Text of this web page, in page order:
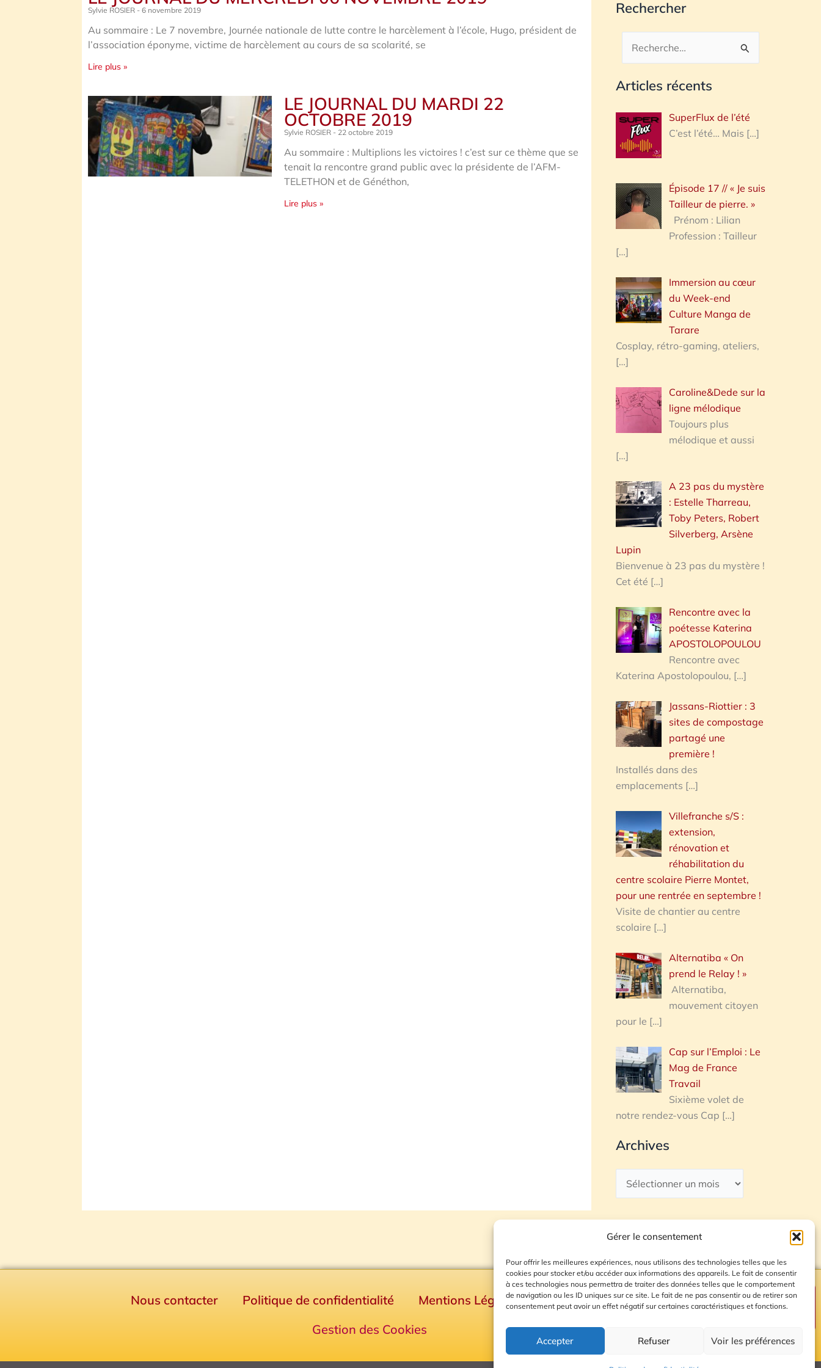
Gérer le consentement
Pour offrir les meilleures expériences, nous utilisons des technologies telles que les
cookies pour stocker et/ou accéder aux informations des appareils. Le fait de consentir
à ces technologies nous permettra de traiter des données telles que le comportement
de navigation ou les ID uniques sur ce site. Le fait de ne pas consentir ou de retirer son
consentement peut avoir un effet négatif sur certaines caractéristiques et fonctions.
Accepter Refuser Voir les préférences
Sylvie ROSIER 6 novembre 2019
Au sommaire : Le 7 novembre, Journée nationale de lutte contre le harcèlement à l’école, Hugo, président de
l’association éponyme, victime de harcèlement au cours de sa scolarité, se
Lire plus »
LE JOURNAL DU MARDI 22
OCTOBRE 2019
Sylvie ROSIER 22 octobre 2019
Au sommaire : Multiplions les victoires ! c’est sur ce thème que se
tenait la rencontre grand public avec la présidente de l’AFM-
TELETHON et de Généthon,
Lire plus »
Rechercher
Rechercher :
Articles récents
SuperFlux de l’été
C’est l’été… Mais […]
Épisode 17 // « Je suis
Tailleur de pierre. »
Prénom : Lilian
Profession : Tailleur
[…]
Immersion au cœur
du Week-end
Culture Manga de
Tarare
Cosplay, rétro-gaming, ateliers,
[…]
Caroline&Dede sur la
ligne mélodique
Toujours plus
mélodique et aussi
[…]
A 23 pas du mystère
: Estelle Tharreau,
Toby Peters, Robert
Silverberg, Arsène
Lupin
Bienvenue à 23 pas du mystère !
Cet été […]
Rencontre avec la
poétesse Katerina
APOSTOLOPOULOU
Rencontre avec
Katerina Apostolopoulou, […]
Jassans-Riottier : 3
sites de compostage
partagé une
première !
Installés dans des
emplacements […]
Villefranche s/S :
extension,
rénovation et
réhabilitation du
centre scolaire Pierre Montet,
pour une rentrée en septembre !
Visite de chantier au centre
scolaire […]
Alternatiba « On
prend le Relay ! »
Alternatiba,
mouvement citoyen
pour le […]
Cap sur l’Emploi : Le
Mag de France
Travail
Sixième volet de
notre rendez-vous Cap […]
Archives
Nous contacter Politique de confidentialité Mentions Légales
Plan du site
Gestion des Cookies